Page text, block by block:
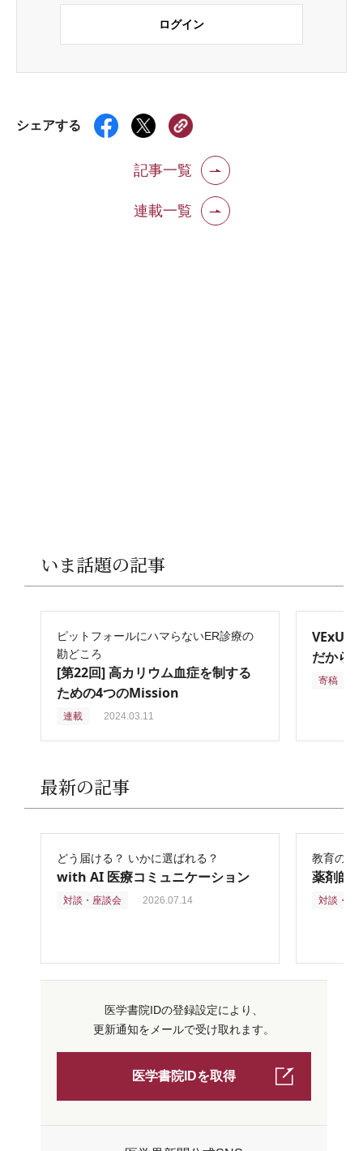
ログイン
シェアする
記事一覧
連載一覧
いま話題の記事
ピットフォールにハマらないER診療の
勘どころ
[第22回] 高カリウム血症を制する
ための4つのMission
連載 2024.03.11
VExUS
だから
寄稿
最新の記事
どう届ける？ いかに選ばれる？
with AI 医療コミュニケーション
対談・座談会 2026.07.14
教育の再
薬剤師
対談・座
医学書院IDの登録設定により、
更新通知をメールで受け取れます。
医学書院IDを取得